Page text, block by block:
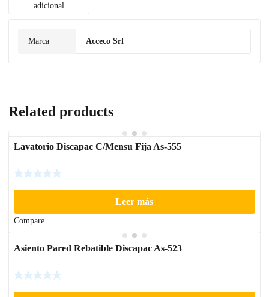
adicional
Marca Acceco Srl
Related products
Lavatorio Discapac C/Mensu Fija As-555
Leer más
Compare
Asiento Pared Rebatible Discapac As-523